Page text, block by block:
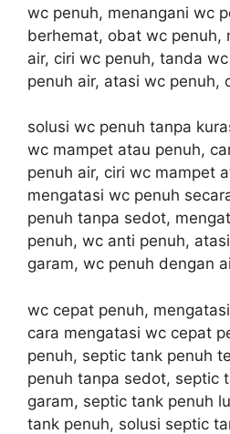
wc penuh, menangani wc
berhemat, obat wc penuh,
air, ciri wc penuh, tanda
penuh air, atasi wc penuh,
solusi wc penuh tanpa
wc mampet atau penuh,
penuh air, ciri wc mampet
mengatasi wc penuh
penuh tanpa sedot,
penuh, wc anti penuh,
garam, wc penuh dengan
wc cepat penuh,
cara mengatasi wc cepat
penuh, septic tank penuh
penuh tanpa sedot, septic
garam, septic tank penuh
tank penuh, solusi septic